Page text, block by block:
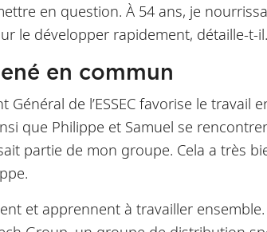
en question. À 54 ans, je
le développer rapidement, détaille-t-il.
en commun
de l’ESSEC favorise le travail
que Philippe et Samuel se
partie de mon groupe. Cela a très
et apprennent à travailler